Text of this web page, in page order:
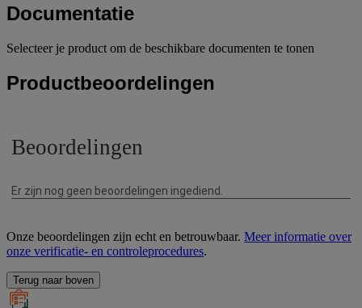
Documentatie
Selecteer je product om de beschikbare documenten te tonen
Productbeoordelingen
Onze beoordelingen zijn echt en betrouwbaar. Meer informatie over
onze verificatie- en controleprocedures.
Terug naar boven